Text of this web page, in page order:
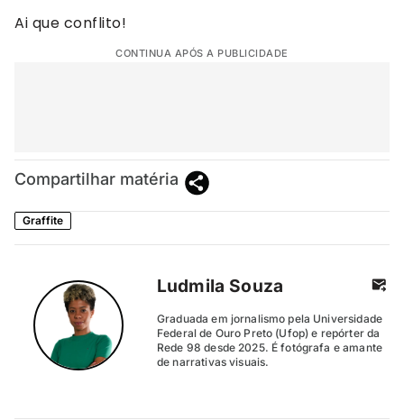
Ai que conflito!
CONTINUA APÓS A PUBLICIDADE
Compartilhar matéria
Graffite
Ludmila Souza
Graduada em jornalismo pela Universidade
Federal de Ouro Preto (Ufop) e repórter da
Rede 98 desde 2025. É fotógrafa e amante
de narrativas visuais.